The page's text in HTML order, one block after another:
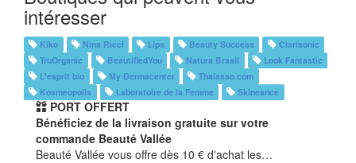
intéresser
Kiko Nina Ricci Lips Beauty Success
Clarisonic
TruOrganic
BeautifiedYou Natura Brasil
Look Fantastic
L'esprit bio
My Dermacenter
Thalasso.com
Kosmeopolis
Laboratoire de la Femme Skineance
PORT OFFERT
Bénéficiez de la livraison gratuite sur votre
commande Beauté Vallée
Beauté Vallée vous offre dès 10 € d'achat les…